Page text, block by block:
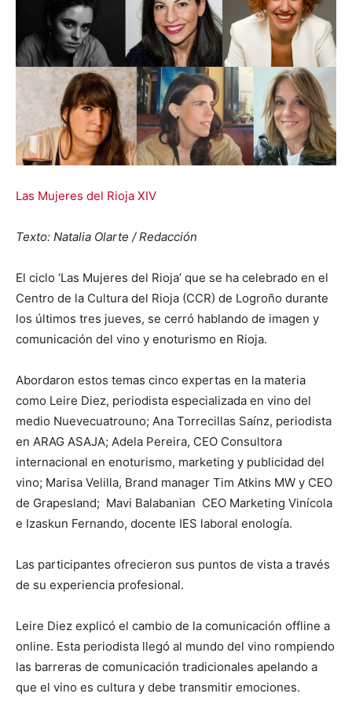
Las Mujeres del Rioja XIV
Texto: Natalia Olarte / Redacción
El ciclo ‘Las Mujeres del Rioja’ que se ha celebrado en el
Centro de la Cultura del Rioja (CCR) de Logroño durante
los últimos tres jueves, se cerró hablando de imagen y
comunicación del vino y enoturismo en Rioja.
Abordaron estos temas cinco expertas en la materia
como Leire Diez, periodista especializada en vino del
medio Nuevecuatrouno; Ana Torrecillas Saínz, periodista
en ARAG ASAJA; Adela Pereira, CEO Consultora
internacional en enoturismo, marketing y publicidad del
vino; Marisa Velilla, Brand manager Tim Atkins MW y CEO
de Grapesland; Mavi Balabanian CEO Marketing Vinícola
e Izaskun Fernando, docente IES laboral enología.
Las participantes ofrecieron sus puntos de vista a través
de su experiencia profesional.
Leire Diez explicó el cambio de la comunicación offline a
online. Esta periodista llegó al mundo del vino rompiendo
las barreras de comunicación tradicionales apelando a
que el vino es cultura y debe transmitir emociones.